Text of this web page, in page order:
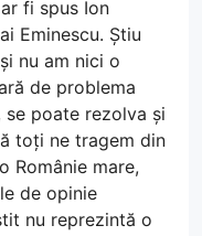
fi spus Ion
Eminescu. Știu
nu am nici o
de problema
poate rezolva și
toți ne tragem din
Românie mare,
de opinie
nu reprezintă o